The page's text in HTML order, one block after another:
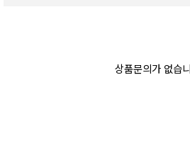
상품문의가 없습